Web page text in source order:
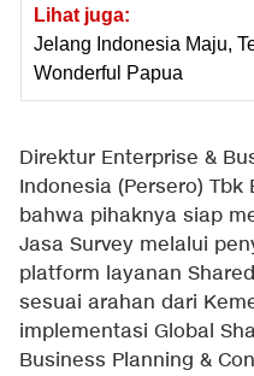
Lihat juga:
Jelang Indonesia Maju,
Wonderful Papua
Direktur Enterprise &
Indonesia (Persero)
bahwa pihaknya siap
Jasa Survey melalui
platform layanan
sesuai arahan dari
implementasi Global
Business Planning &